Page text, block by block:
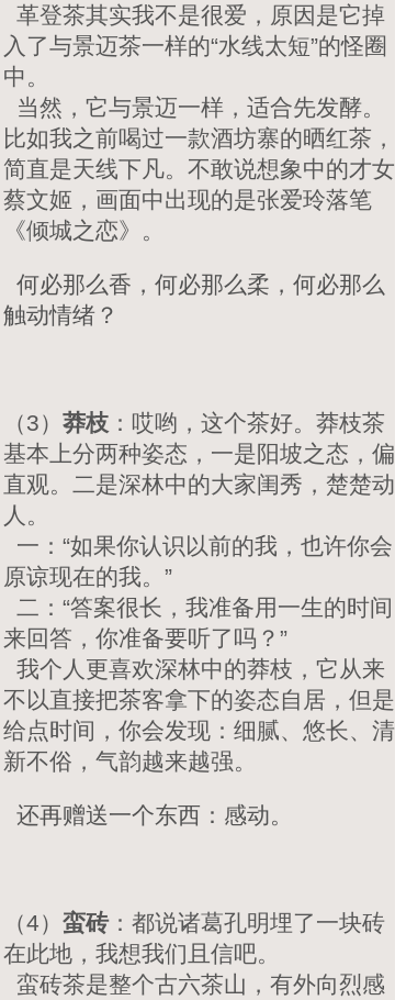
革登茶其实我不是很爱，原因是它掉
入了与景迈茶一样的“水线太短”的怪圈
中。
当然，它与景迈一样，适合先发酵。
比如我之前喝过一款酒坊寨的晒红茶，
简直是天线下凡。不敢说想象中的才女
蔡文姬，画面中出现的是张爱玲落笔
《倾城之恋》。
何必那么香，何必那么柔，何必那么
触动情绪？
（3） 莽枝 ：哎哟，这个茶好。莽枝茶
基本上分两种姿态，一是阳坡之态，偏
直观。二是深林中的大家闺秀，楚楚动
人。
一：“如果你认识以前的我，也许你会
原谅现在的我。”
二：“答案很长，我准备用一生的时间
来回答，你准备要听了吗？”
我个人更喜欢深林中的莽枝，它从来
不以直接把茶客拿下的姿态自居，但是
给点时间，你会发现：细腻、悠长、清
新不俗，气韵越来越强。
还再赠送一个东西：感动。
（4） 蛮砖：都说诸葛孔明埋了一块砖
在此地，我想我们且信吧。
蛮砖茶是整个古六茶山，有外向烈感